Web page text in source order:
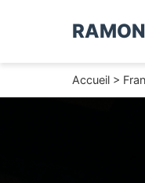
Accueil >